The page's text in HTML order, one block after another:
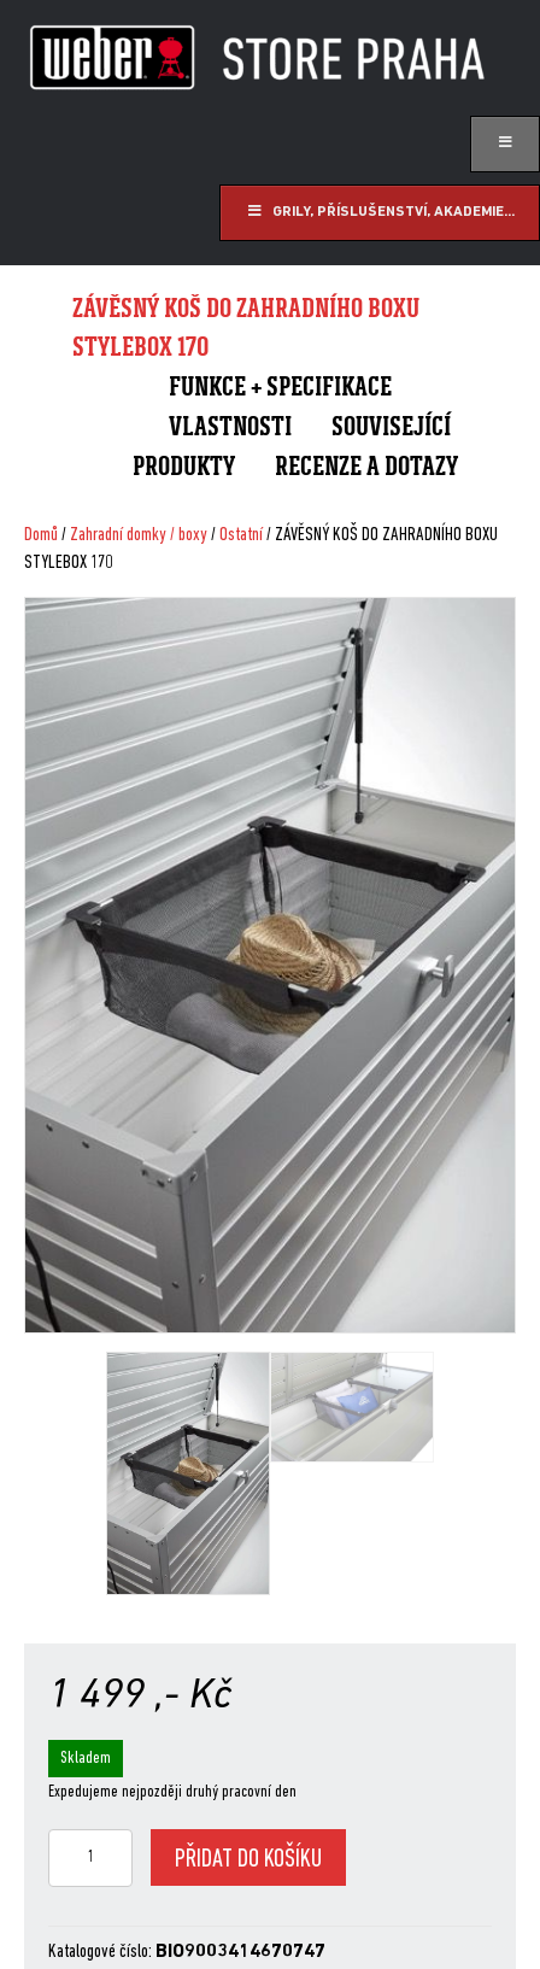
GRILY, PŘÍSLUŠENSTVÍ, AKADEMIE...
ZÁVĚSNÝ KOŠ DO ZAHRADNÍHO BOXU
STYLEBOX 170
FUNKCE + SPECIFIKACE
VLASTNOSTI
SOUVISEJÍCÍ
PRODUKTY
RECENZE A DOTAZY
Domů / Zahradní domky / boxy/Ostatní/ ZÁVĚSNÝ KOŠ DO ZAHRADNÍHO BOXU
STYLEBOX 170
1 499 ,- Kč
Skladem
Expedujeme nejpozději druhý pracovní den
BOXU
PŘIDAT DO KOŠÍKU
Katalogové číslo: BIO9003414670747